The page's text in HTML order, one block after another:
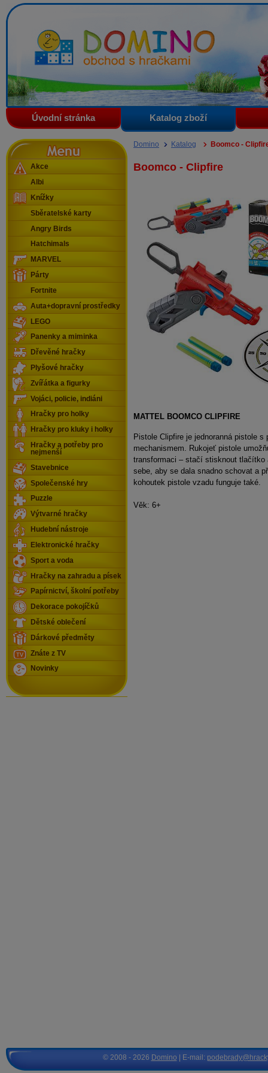
Domino - obchod s hračkami
Úvodní stránka Katalog zboží
Domino Katalog Boomco -
Boomco - Clipfire
MATTEL BOOMCO CLIPFIRE
Pistole Clipfire je jednoranná pistole s
mechanismem. Rukojeť pistole
transformaci – stačí stisknout tlačítko
sebe, aby se dala snadno schovat a
kohoutek pistole vzadu funguje také.
Věk: 6+
Menu
Akce
Albi
Knížky
Sběratelské karty
Angry Birds
Hatchimals
MARVEL
Párty
Fortnite
Auta+dopravní prostředky
LEGO
Panenky a miminka
Dřevěné hračky
Plyšové hračky
Zvířátka a figurky
Vojáci, policie, indiáni
Hračky pro holky
Hračky pro kluky i holky
Hračky a potřeby pro
nejmenší
Stavebnice
Společenské hry
Puzzle
Výtvarné hračky
Hudební nástroje
Elektronické hračky
Sport a voda
Hračky na zahradu a písek
Papírnictví, školní potřeby
Dekorace pokojíčků
Dětské oblečení
Dárkové předměty
Znáte z TV
Novinky
© 2008 - 2026 Domino | E-mail: